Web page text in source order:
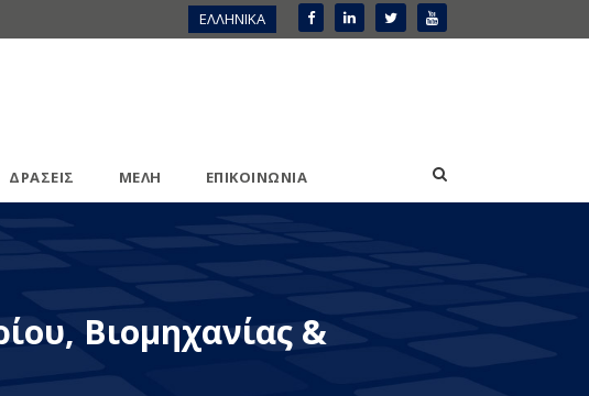
ΕΛΛΗΝΙΚΑ
ΔΡΑΣΕΙΣ ΜΕΛΗ ΕΠΙΚΟΙΝΩΝΙΑ
Βιομηχανίας &